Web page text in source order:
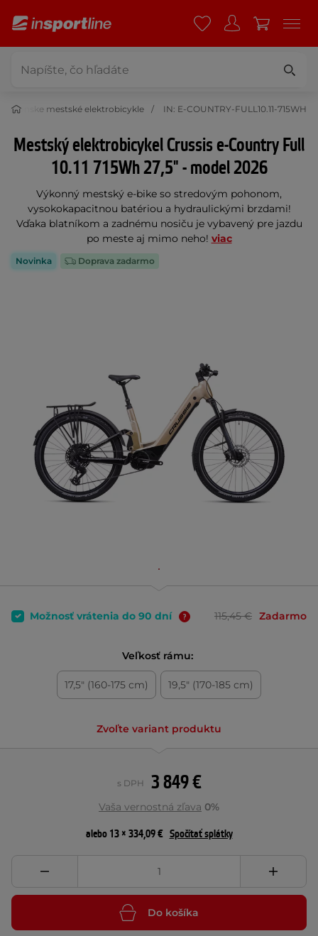
Pánske mestské elektrobicykle IN: E-COUNTRY-FULL10.11-715WH
Mestský elektrobicykel Crussis e-Country Full
10.11 715Wh 27,5" - model 2026
Výkonný mestský e-bike so stredovým pohonom,
vysokokapacitnou batériou a hydraulickými brzdami!
Vďaka blatníkom a zadnému nosiču je vybavený pre jazdu
po meste aj mimo neho! viac
Novinka Doprava zadarmo
Možnosť vrátenia do 90 dní 115,45 € Zadarmo
Veľkosť rámu:
17,5" (160-175 cm) 19,5" (170-185 cm)
Zvoľte variant produktu
3 849 €
s DPH
Vaša vernostná zľava 0%
alebo 13 × 334,09 € Spočítať splátky
Do košíka